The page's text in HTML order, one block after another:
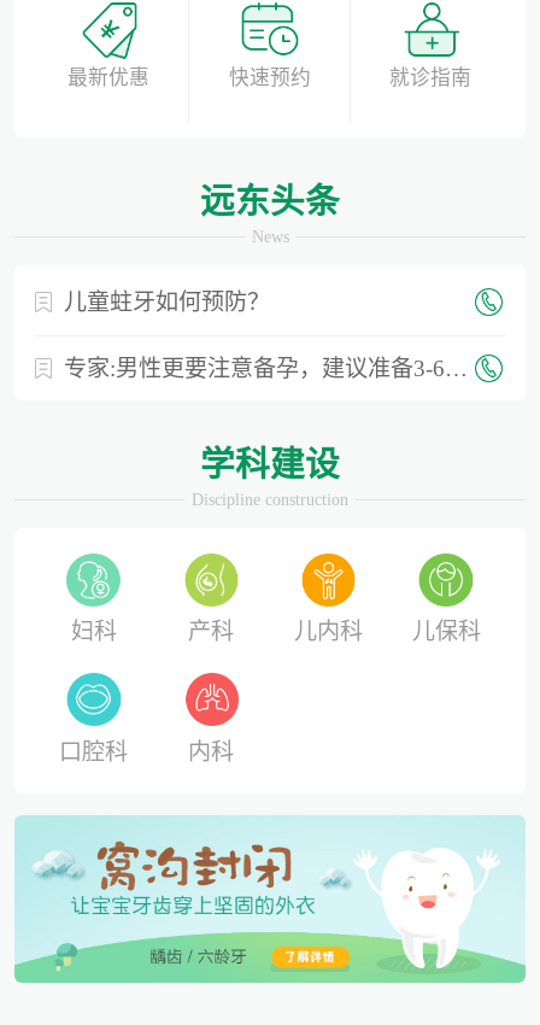
最新优惠 快速预约 就诊指南
远东头条
News
儿童蛀牙如何预防？
专家:男性更要注意备孕，建议准备3-6个月时间
学科建设
Discipline construction
妇科 产科 儿内科 儿保科
口腔科 内科